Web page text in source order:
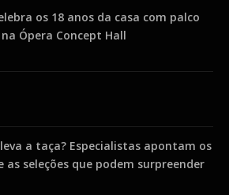
os 18 anos da casa com palco
Ópera Concept Hall
a taça? Especialistas apontam os
seleções que podem surpreender